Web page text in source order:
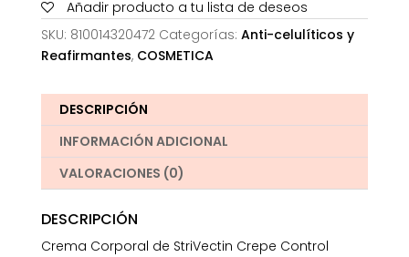
Añadir producto a tu lista de deseos
SKU: 810014320472 Categorías: Anti-celulíticos y
Reafirmantes, COSMETICA
DESCRIPCIÓN
INFORMACIÓN ADICIONAL
VALORACIONES (0)
DESCRIPCIÓN
Crema Corporal de StriVectin Crepe Control